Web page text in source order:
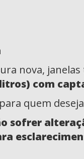
nova, janelas
com
quem
sofrer